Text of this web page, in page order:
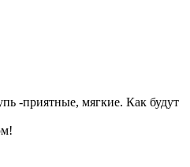
-приятные, мягкие. Как будут